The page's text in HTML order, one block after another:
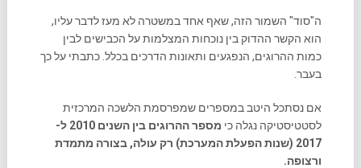
ה"סוד" השמור הזה, שאף אחד במשטרה לא מעז לדבר עליו,
הוא הקשר ההדוק בין נוכחות המצלמות על הכבישים לבין
כמות ההרוגים, הנפגעים ותאונות הדרכים בכלל. כתבתי על כך
בעבר.
אם נסתכל היטב במספרים שמפרסמת הלשכה המרכזית
לסטטיסטיקה נגלה כי
מספר ההרוגים בין השנים 2010 ל-
2017 (שנות הפעלת המערכת) רק עולה, בצורה מתמדת
ורצופה.